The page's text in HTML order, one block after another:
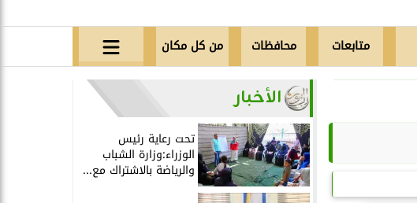
متابعات محافظات من كل مكان
الأخبار
تحت رعاية رئيس
الوزراء:وزارة الشباب
والرياضة بالاشتراك مع...